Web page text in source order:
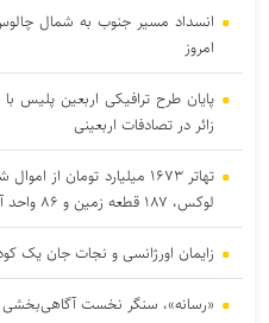
امروز
زائر در تصادفات اربعینی
لوکس، ۱۸۷ قطعه زمین و ۸۶ واحد آپارتمان
زایمان اورژانسی و نجات جان یک
«رسانه»، سنگر نخست آگاهی‌بخشی